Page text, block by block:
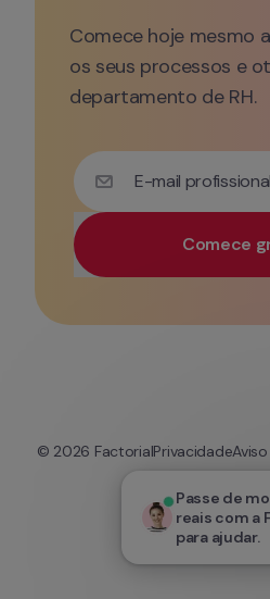
Comece hoje mesmo
os seus processos e
departamento de RH.
E-mail profissional
Comece
Utilize o seu e-mail
Passe de
reais com a
para ajudar.
© 2026 FactorialPrivacidade